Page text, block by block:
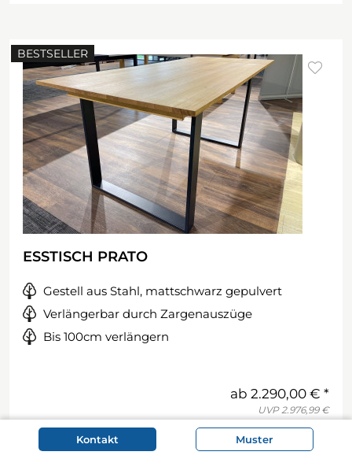
BESTSELLER
ESSTISCH PRATO
Gestell aus Stahl, mattschwarz gepulvert
Verlängerbar durch Zargenauszüge
Bis 100cm verlängern
ab 2.290,00 €
UVP 2.976,99 €
Jetzt konfigurieren
Kontakt Muster